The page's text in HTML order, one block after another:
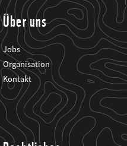
Über uns
Jobs
Organisation
Kontakt